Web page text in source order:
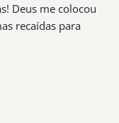
Deus me colocou
recaídas para